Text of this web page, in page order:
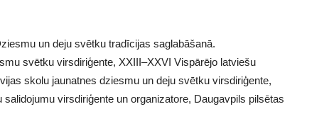
un deju svētku tradīcijas saglabāšanā.
svētku virsdiriģente, XXIII–XXVI Vispārējo latviešu
skolu jaunatnes dziesmu un deju svētku virsdiriģente,
virsdiriģente un organizatore, Daugavpils pilsētas